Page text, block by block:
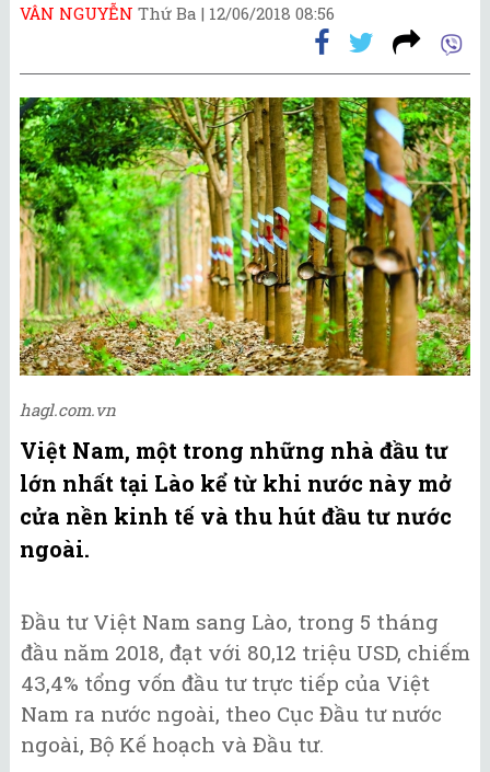
VÂN NGUYỄN Thứ Ba | 12/06/2018 08:56
hagl.com.vn
Việt Nam, một trong những nhà đầu tư
lớn nhất tại Lào kể từ khi nước này mở
cửa nền kinh tế và thu hút đầu tư nước
ngoài.
Đầu tư Việt Nam sang Lào, trong 5 tháng
đầu năm 2018, đạt với 80,12 triệu USD, chiếm
43,4% tổng vốn đầu tư trực tiếp của Việt
Nam ra nước ngoài, theo Cục Đầu tư nước
ngoài, Bộ Kế hoạch và Đầu tư.